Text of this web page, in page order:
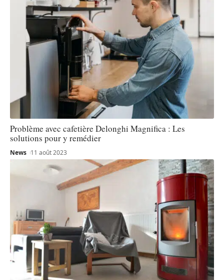
Problème avec cafetière Delonghi Magnifica : Les
solutions pour y remédier
News 11 août 2023